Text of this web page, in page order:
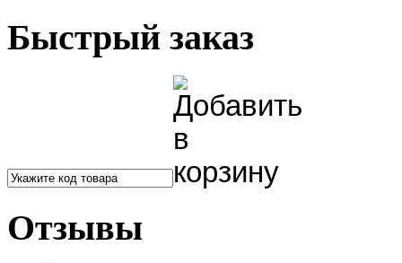
Быстрый заказ
Отзывы